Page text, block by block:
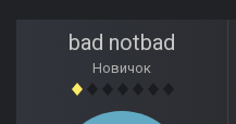
bad notbad
Новичок